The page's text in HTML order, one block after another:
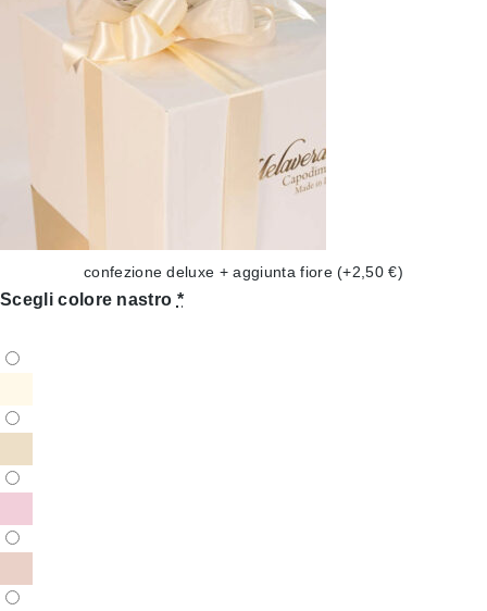
confezione deluxe + aggiunta fiore(+2,50 €)
Scegli colore nastro *